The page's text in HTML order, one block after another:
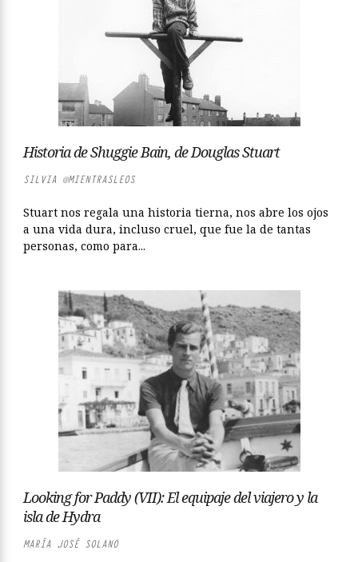
Historia de Shuggie Bain, de Douglas Stuart
SILVIA @MIENTRASLEOS
Stuart nos regala una historia tierna, nos abre los ojos
a una vida dura, incluso cruel, que fue la de tantas
personas, como para...
Looking for Paddy (VII): El equipaje del viajero y la
isla de Hydra
MARÍA JOSÉ SOLANO